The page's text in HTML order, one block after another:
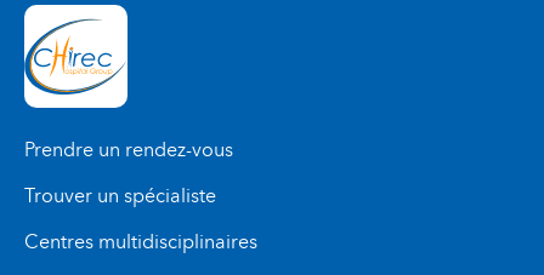
Prendre un rendez-vous
Trouver un spécialiste
Centres multidisciplinaires